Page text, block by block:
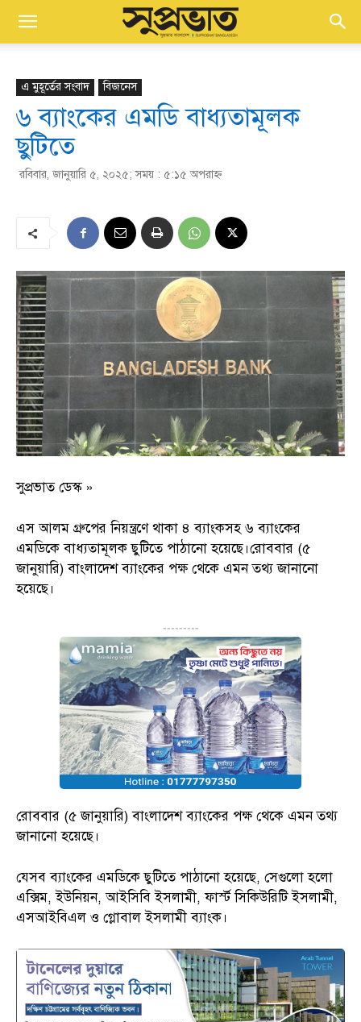
এ মুহূর্তের সংবাদ বিজনেস
৬ ব্যাংকের এমডি বাধ্যতামূলক
ছুটিতে
রবিবার, জানুয়ারি ৫, ২০২৫; সময় : ৫:১৫ অপরাহ্ণ
সুপ্রভাত ডেস্ক »
এস আলম গ্রুপের নিয়ন্ত্রণে থাকা ৪ ব্যাংকসহ ৬ ব্যাংকের
এমডিকে বাধ্যতামূলক ছুটিতে পাঠানো হয়েছে।রোববার (৫
জানুয়ারি) বাংলাদেশ ব্যাংকের পক্ষ থেকে এমন তথ্য জানানো
হয়েছে।
---------
রোববার (৫ জানুয়ারি) বাংলাদেশ ব্যাংকের পক্ষ থেকে এমন তথ্য
জানানো হয়েছে।
যেসব ব্যাংকের এমডিকে ছুটিতে পাঠানো হয়েছে, সেগুলো হলো
এক্সিম, ইউনিয়ন, আইসিবি ইসলামী, ফার্স্ট সিকিউরিটি ইসলামী,
এসআইবিএল ও গ্লোবাল ইসলামী ব্যাংক।